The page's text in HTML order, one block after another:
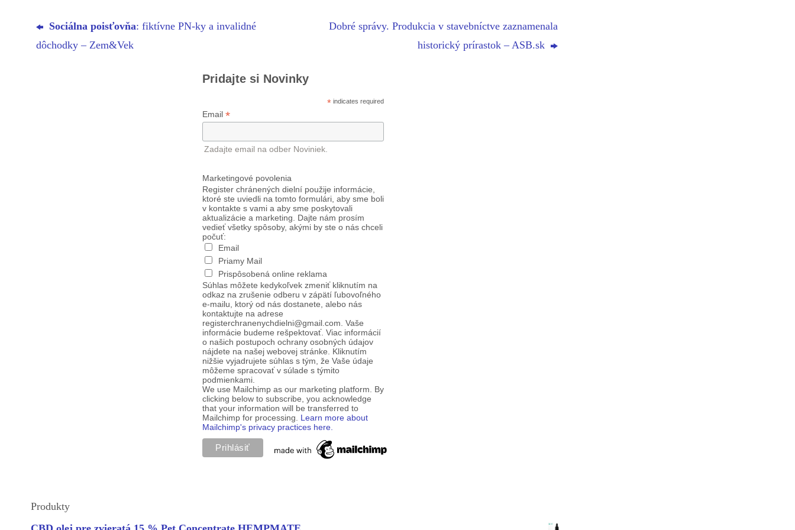
Sociálna poisťovňa: fiktívne PN-ky a invalidné
dôchodky – Zem&Vek
Dobré správy. Produkcia v stavebníctve zaznamenala
historický prírastok – ASB.sk
Pridajte si Novinky
* indicates required
Email *
Zadajte email na odber Noviniek.
Marketingové povolenia
Register chránených dielní použije informácie,
ktoré ste uviedli na tomto formulári, aby sme boli
v kontakte s vami a aby sme poskytovali
aktualizácie a marketing. Dajte nám prosím
vedieť všetky spôsoby, akými by ste o nás chceli
počuť:
Email
Priamy Mail
Prispôsobená online reklama
Súhlas môžete kedykoľvek zmeniť kliknutím na
odkaz na zrušenie odberu v zápätí ľubovoľného
e-mailu, ktorý od nás dostanete, alebo nás
kontaktujte na adrese
registerchranenychdielni@gmail.com. Vaše
informácie budeme rešpektovať. Viac informácií
o našich postupoch ochrany osobných údajov
nájdete na našej webovej stránke. Kliknutím
nižšie vyjadrujete súhlas s tým, že Vaše údaje
môžeme spracovať v súlade s týmito
podmienkami.
We use Mailchimp as our marketing platform. By
clicking below to subscribe, you acknowledge
that your information will be transferred to
Mailchimp for processing. Learn more about
Mailchimp's privacy practices here.
Produkty